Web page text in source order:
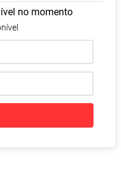
no momento